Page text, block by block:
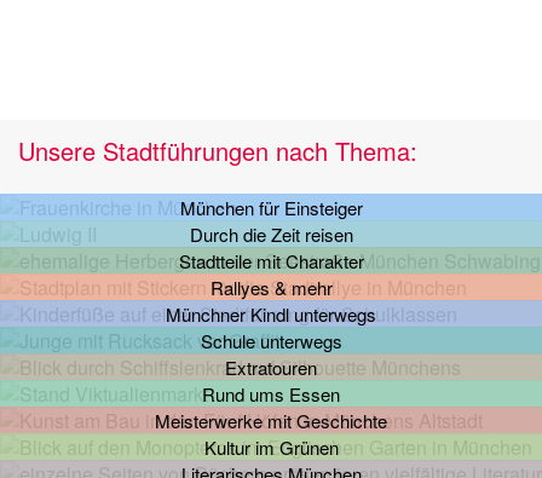
Unsere Stadtführungen nach Thema:
München für Einsteiger
Durch die Zeit reisen
Stadtteile mit Charakter
Rallyes & mehr
Münchner Kindl unterwegs
Schule unterwegs
Extratouren
Rund ums Essen
Meisterwerke mit Geschichte
Kultur im Grünen